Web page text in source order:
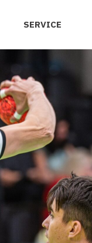
SERVICE